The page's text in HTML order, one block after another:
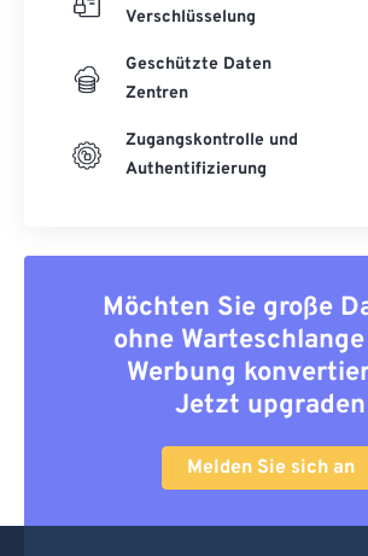
Verschlüsselung
Geschützte Daten
Zentren
Zugangskontrolle und
Authentifizierung
Möchten Sie große
ohne
Werbung
Jetzt upgraden
Melden Sie sich an